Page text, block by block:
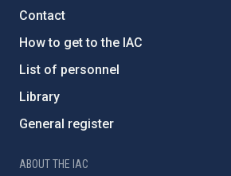
Contact
How to get to the IAC
List of personnel
Library
General register
ABOUT THE IAC